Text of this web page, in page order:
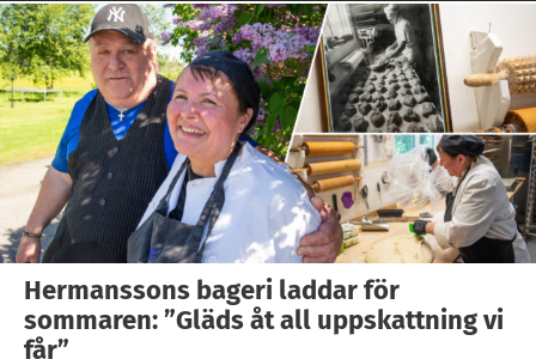
Hermanssons bageri laddar för
sommaren: ”Gläds åt all uppskattning vi
får”